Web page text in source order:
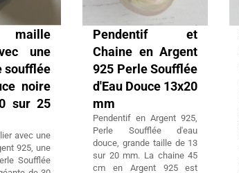
maille
une
soufflée
noire
sur 25
avec une
925, une
Soufflée
Pendentif et
Chaine en Argent
925 Perle Soufflée
d'Eau Douce 13x20
mm
Pendentif en Argent 925,
Perle Soufflée d'eau
douce, grande taille de 13
sur 20 mm. La chaine 45
cm en Argent 925 est